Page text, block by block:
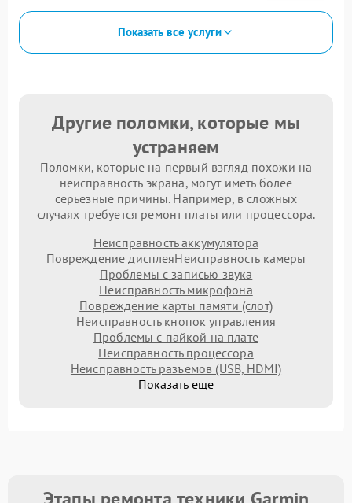
Показать все услуги
Другие поломки, которые мы
устраняем
Поломки, которые на первый взгляд похожи на
неисправность экрана, могут иметь более
серьезные причины. Например, в сложных
случаях требуется ремонт платы или процессора.
Неисправность аккумулятора
Повреждение дисплеяНеисправность камеры
Проблемы с записью звука
Неисправность микрофона
Повреждение карты памяти (слот)
Неисправность кнопок управления
Проблемы с пайкой на плате
Неисправность процессора
Неисправность разъемов (USB, HDMI)
Показать еще